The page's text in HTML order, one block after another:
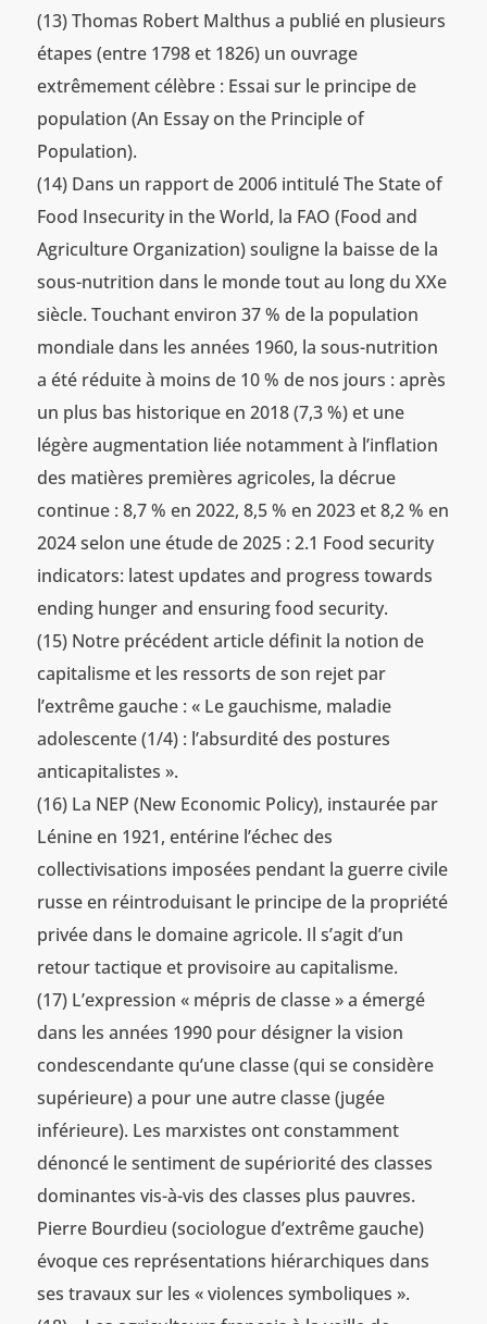
(13) Thomas Robert Malthus a publié en plusieurs
étapes (entre 1798 et 1826) un ouvrage
extrêmement célèbre : Essai sur le principe de
population (An Essay on the Principle of
Population).
(14) Dans un rapport de 2006 intitulé The State of
Food Insecurity in the World, la FAO (Food and
Agriculture Organization) souligne la baisse de la
sous-nutrition dans le monde tout au long du XXe
siècle. Touchant environ 37 % de la population
mondiale dans les années 1960, la sous-nutrition
a été réduite à moins de 10 % de nos jours : après
un plus bas historique en 2018 (7,3 %) et une
légère augmentation liée notamment à l’inflation
des matières premières agricoles, la décrue
continue : 8,7 % en 2022, 8,5 % en 2023 et 8,2 % en
2024 selon une étude de 2025 : 2.1 Food security
indicators: latest updates and progress towards
ending hunger and ensuring food security.
(15) Notre précédent article définit la notion de
capitalisme et les ressorts de son rejet par
l’extrême gauche : « Le gauchisme, maladie
adolescente (1/4) : l’absurdité des postures
anticapitalistes ».
(16) La NEP (New Economic Policy), instaurée par
Lénine en 1921, entérine l’échec des
collectivisations imposées pendant la guerre civile
russe en réintroduisant le principe de la propriété
privée dans le domaine agricole. Il s’agit d’un
retour tactique et provisoire au capitalisme.
(17) L’expression « mépris de classe » a émergé
dans les années 1990 pour désigner la vision
condescendante qu’une classe (qui se considère
supérieure) a pour une autre classe (jugée
inférieure). Les marxistes ont constamment
dénoncé le sentiment de supériorité des classes
dominantes vis-à-vis des classes plus pauvres.
Pierre Bourdieu (sociologue d’extrême gauche)
évoque ces représentations hiérarchiques dans
ses travaux sur les « violences symboliques ».